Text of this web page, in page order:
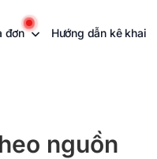
đơn Hướng dẫn kê khai
nguồn